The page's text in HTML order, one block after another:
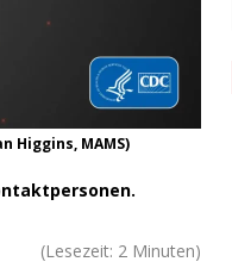
Higgins, MAMS)
(Lesezeit: 2 Minuten)